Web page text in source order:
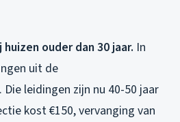
ouder dan 30 jaar. In
uit de
leidingen zijn nu 40-50 jaar
kost €150, vervanging van